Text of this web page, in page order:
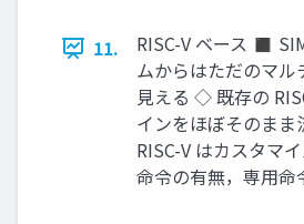
11.
RISC-V ベース ◼
ムからはただのマル
見える ◇ 既存の
インをほぼそのま
RISC-V はカスタマ
命令の有無，専用命